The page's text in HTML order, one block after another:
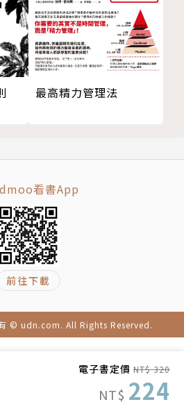
電子書定價 NT$ 320
NT$ 224
總監、劇作家。大阪大學人
型廣告公司業務部和創意部任
品牌力研究中心，成為自由文案
業理念和品牌塑造顧問服務，致
為企業、商品、個人打下長期熱
及ACC賞等多種獎項。
業書創作，著有《為什麼超
售》、《星星山丘の「奇蹟小
、《為什麼會說故事的人，賺的
，要用自己的話說》等25本作
志
強語氣
最高精力管理法
看書App
前往下載
© udn.com. All Rights Reserved.